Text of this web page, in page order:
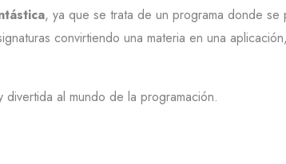
, ya que se trata de un programa donde se
convirtiendo una materia en una
divertida al mundo de la programación.